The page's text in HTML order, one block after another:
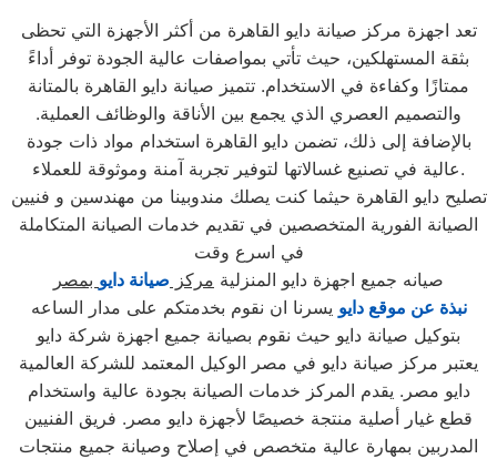
تعد اجهزة مركز صيانة دايو القاهرة من أكثر الأجهزة التي تحظى
بثقة المستهلكين، حيث تأتي بمواصفات عالية الجودة توفر أداءً
ممتازًا وكفاءة في الاستخدام. تتميز صيانة دايو القاهرة بالمتانة
والتصميم العصري الذي يجمع بين الأناقة والوظائف العملية.
بالإضافة إلى ذلك، تضمن دايو القاهرة استخدام مواد ذات جودة
عالية في تصنيع غسالاتها لتوفير تجربة آمنة وموثوقة للعملاء.
تصليح دايو القاهرة حيثما كنت يصلك مندوبينا من مهندسين و فنيين
الصيانة الفورية المتخصصين في تقديم خدمات الصيانة المتكاملة
في اسرع وقت
صيانه جميع اجهزة دايو المنزلية مركز صيانة دايو بمصر
نبذة عن موقع دايو يسرنا ان نقوم بخدمتكم على مدار الساعه
بتوكيل صيانة دايو حيث نقوم بصيانة جميع اجهزة شركة دايو
يعتبر مركز صيانة دايو في مصر الوكيل المعتمد للشركة العالمية
دايو مصر. يقدم المركز خدمات الصيانة بجودة عالية واستخدام
قطع غيار أصلية منتجة خصيصًا لأجهزة دايو مصر. فريق الفنيين
المدربين بمهارة عالية متخصص في إصلاح وصيانة جميع منتجات